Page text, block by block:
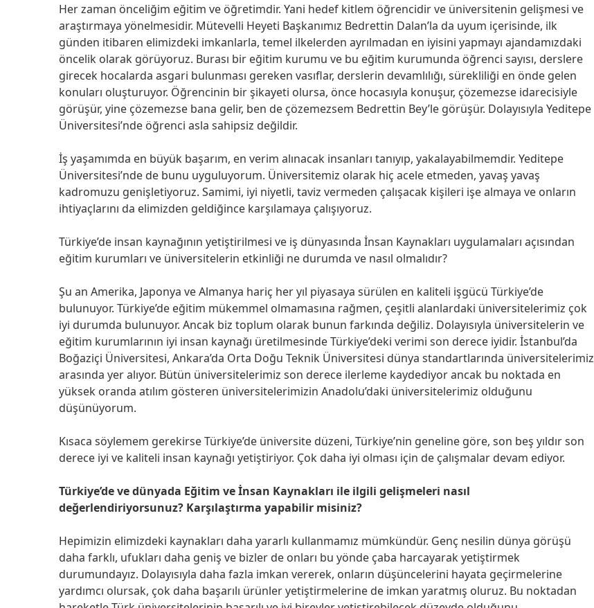
Her zaman önceliğim eğitim ve öğretimdir. Yani hedef kitlem öğrencidir ve üniversitenin gelişmesi ve
araştırmaya yönelmesidir. Mütevelli Heyeti Başkanımız Bedrettin Dalan’la da uyum içerisinde, ilk
günden itibaren elimizdeki imkanlarla, temel ilkelerden ayrılmadan en iyisini yapmayı ajandamızdaki
öncelik olarak görüyoruz. Burası bir eğitim kurumu ve bu eğitim kurumunda öğrenci sayısı, derslere
girecek hocalarda asgari bulunması gereken vasıflar, derslerin devamlılığı, sürekliliği en önde gelen
konuları oluşturuyor. Öğrencinin bir şikayeti olursa, önce hocasıyla konuşur, çözemezse idarecisiyle
görüşür, yine çözemezse bana gelir, ben de çözemezsem Bedrettin Bey’le görüşür. Dolayısıyla Yeditepe
Üniversitesi’nde öğrenci asla sahipsiz değildir.
İş yaşamımda en büyük başarım, en verim alınacak insanları tanıyıp, yakalayabilmemdir. Yeditepe
Üniversitesi’nde de bunu uyguluyorum. Üniversitemiz olarak hiç acele etmeden, yavaş yavaş
kadromuzu genişletiyoruz. Samimi, iyi niyetli, taviz vermeden çalışacak kişileri işe almaya ve onların
ihtiyaçlarını da elimizden geldiğince karşılamaya çalışıyoruz.
Türkiye’de insan kaynağının yetiştirilmesi ve iş dünyasında İnsan Kaynakları uygulamaları açısından
eğitim kurumları ve üniversitelerin etkinliği ne durumda ve nasıl olmalıdır?
Şu an Amerika, Japonya ve Almanya hariç her yıl piyasaya sürülen en kaliteli işgücü Türkiye’de
bulunuyor. Türkiye’de eğitim mükemmel olmamasına rağmen, çeşitli alanlardaki üniversitelerimiz çok
iyi durumda bulunuyor. Ancak biz toplum olarak bunun farkında değiliz. Dolayısıyla üniversitelerin ve
eğitim kurumlarının iyi insan kaynağı üretilmesinde Türkiye’deki verimi son derece iyidir. İstanbul’da
Boğaziçi Üniversitesi, Ankara’da Orta Doğu Teknik Üniversitesi dünya standartlarında üniversitelerimiz
arasında yer alıyor. Bütün üniversitelerimiz son derece ilerleme kaydediyor ancak bu noktada en
yüksek oranda atılım gösteren üniversitelerimizin Anadolu’daki üniversitelerimiz olduğunu
düşünüyorum.
Kısaca söylemem gerekirse Türkiye’de üniversite düzeni, Türkiye’nin geneline göre, son beş yıldır son
derece iyi ve kaliteli insan kaynağı yetiştiriyor. Çok daha iyi olması için de çalışmalar devam ediyor.
Türkiye’de ve dünyada Eğitim ve İnsan Kaynakları ile ilgili gelişmeleri nasıl
değerlendiriyorsunuz? Karşılaştırma yapabilir misiniz?
Hepimizin elimizdeki kaynakları daha yararlı kullanmamız mümkündür. Genç nesilin dünya görüşü
daha farklı, ufukları daha geniş ve bizler de onları bu yönde çaba harcayarak yetiştirmek
durumundayız. Dolayısıyla daha fazla imkan vererek, onların düşüncelerini hayata geçirmelerine
yardımcı olursak, çok daha başarılı ürünler yetiştirmelerine de imkan yaratmış oluruz. Bu noktadan